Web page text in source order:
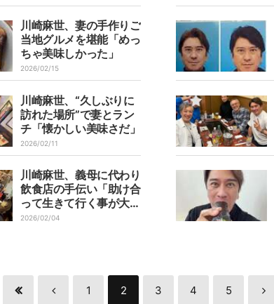
た」
川崎麻世、妻の手作りご
当地グルメを堪能「めっ
ちゃ美味しかった」
2026/02/15
川崎麻世、“久しぶりに
訪れた場所”で妻とラン
チ「懐かしい美味さだ」
2026/02/11
川崎麻世、義母に代わり
飲食店の手伝い「助け合
って生きて行く事が大
切」
2026/02/04
1 2 3 4 5